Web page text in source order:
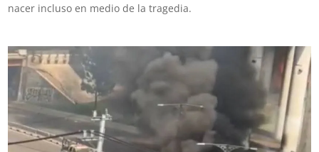
nacer incluso en medio de la tragedia.